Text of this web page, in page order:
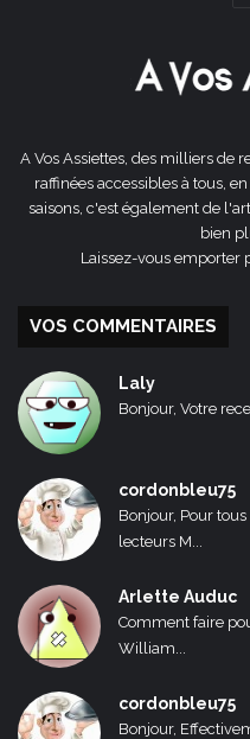
A Vos Assiettes, des milliers de
raffinées accessibles à tous,
saisons, c'est également de
bien
Laissez-vous emporter
VOS COMMENTAIRES
Laly
Bonjour, Votre
cordonbleu75
Bonjour, Pour
lecteurs M...
Arlette Auduc
Comment faire
William...
cordonbleu75
Bonjour,